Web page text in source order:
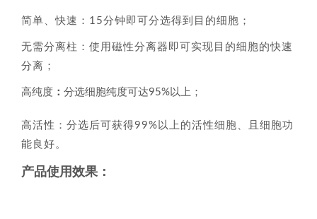
简单、快速：15分钟即可分选得到目的细胞；
无需分离柱：使用磁性分离器即可实现目的细胞的快速
分离；
高纯度 ： 分选细胞纯度可达95%以上；
高活性：分选后可获得99%以上的活性细胞、且细胞功
能良好。
产品使用效果：